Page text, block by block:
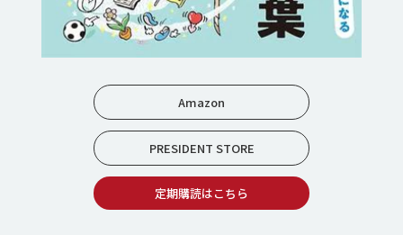
Amazon
PRESIDENT STORE
定期購読はこちら